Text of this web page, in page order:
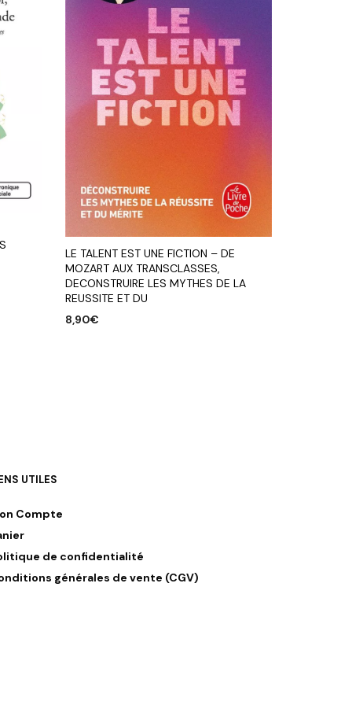
LE TALENT EST UNE FICTION – DE
MOZART AUX TRANSCLASSES,
DECONSTRUIRE LES MYTHES DE LA
REUSSITE ET DU
8,90€
UTILES
Compte
de confidentialité
générales de vente (CGV)